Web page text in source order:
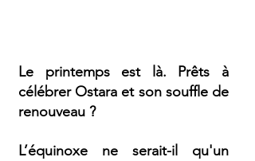
Le printemps est là. Prêts à
célébrer Ostara et son souffle de
renouveau ?
L’équinoxe ne serait-il qu'un